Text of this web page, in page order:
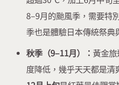
8–9月的颱風季，需要特
季也是體驗日本傳統祭典
秋季（9–11月）： 黃金
度降低，幾乎天天都是清